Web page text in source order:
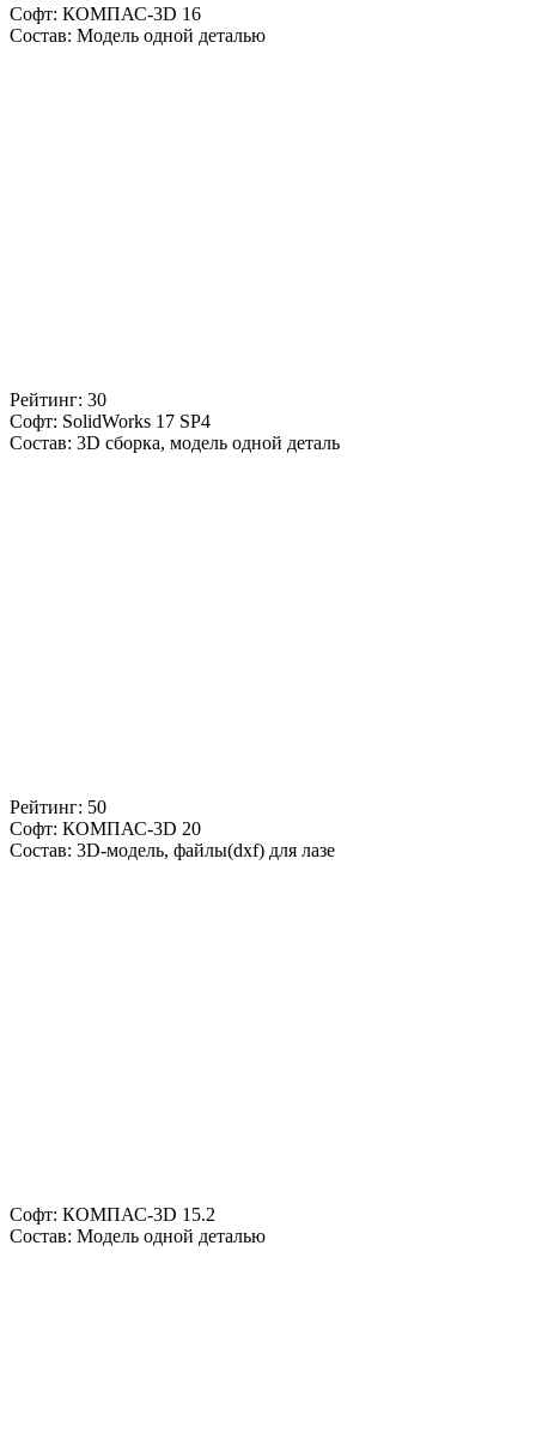
Софт: КОМПАС-3D 16
Состав: Модель одной деталью
Рейтинг: 30
Софт: SolidWorks 17 SP4
Состав: 3D сборка, модель одной деталь
Рейтинг: 50
Софт: КОМПАС-3D 20
Состав: 3D-модель, файлы(dxf) для лазе
Софт: КОМПАС-3D 15.2
Состав: Модель одной деталью